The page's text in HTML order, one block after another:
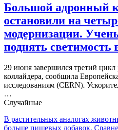
Большой адронный
остановили на
модернизации.
поднять светимость
29 июня завершился третий
коллайдера, сообщила
исследованиям (CERN).
…
Случайные
В растительных аналогах
больше пищевых добавок.